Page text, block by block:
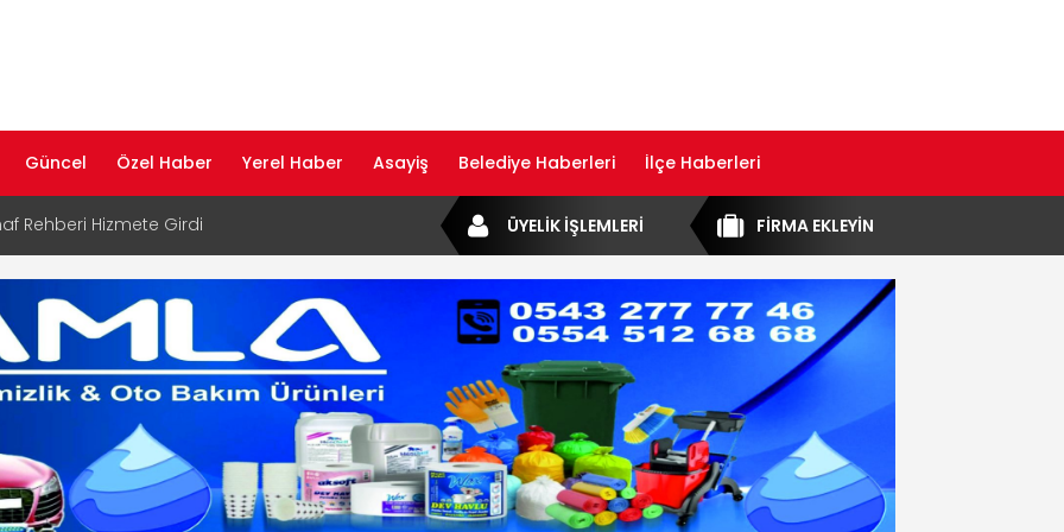
Güncel Özel Haber Yerel Haber Asayiş Belediye Haberleri İlçe Haberleri
Rehberi Hizmete Girdi
Yayın Hayatına Başladı | Hızlı ve Akıllı
Dijital Devrim: Rota Sepetim
Bölge Müdürü Makam Koltuğunu
Rehberi ile Google ve Yapay Zeka
Öne Çıkın
FİRMA EKLEYİN
ÜYELİK İŞLEMLERİ